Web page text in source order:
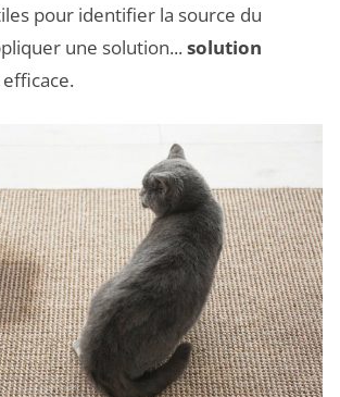
pour identifier la source du
une solution...solution